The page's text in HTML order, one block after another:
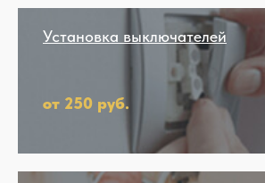
Установка выключателей
от 250 руб.